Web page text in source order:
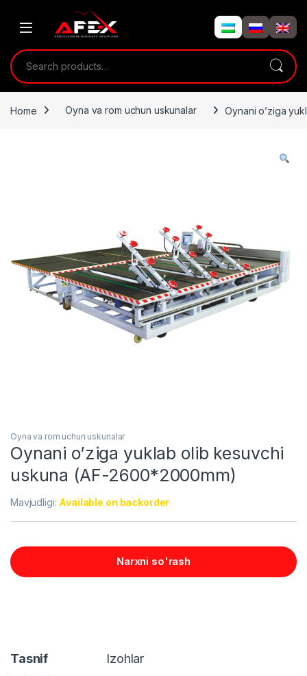
Search for:
Home Oyna va rom uchun uskunalar Oynani o’ziga
Oyna va rom uchun uskunalar
Oynani o’ziga yuklab olib kesuvchi
uskuna (AF-2600*2000mm)
Mavjudligi: Available on backorder
Narxni so'rash
Tasnif Izohlar